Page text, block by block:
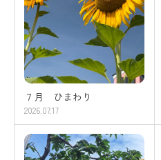
７月 ひまわり
2026.07.17